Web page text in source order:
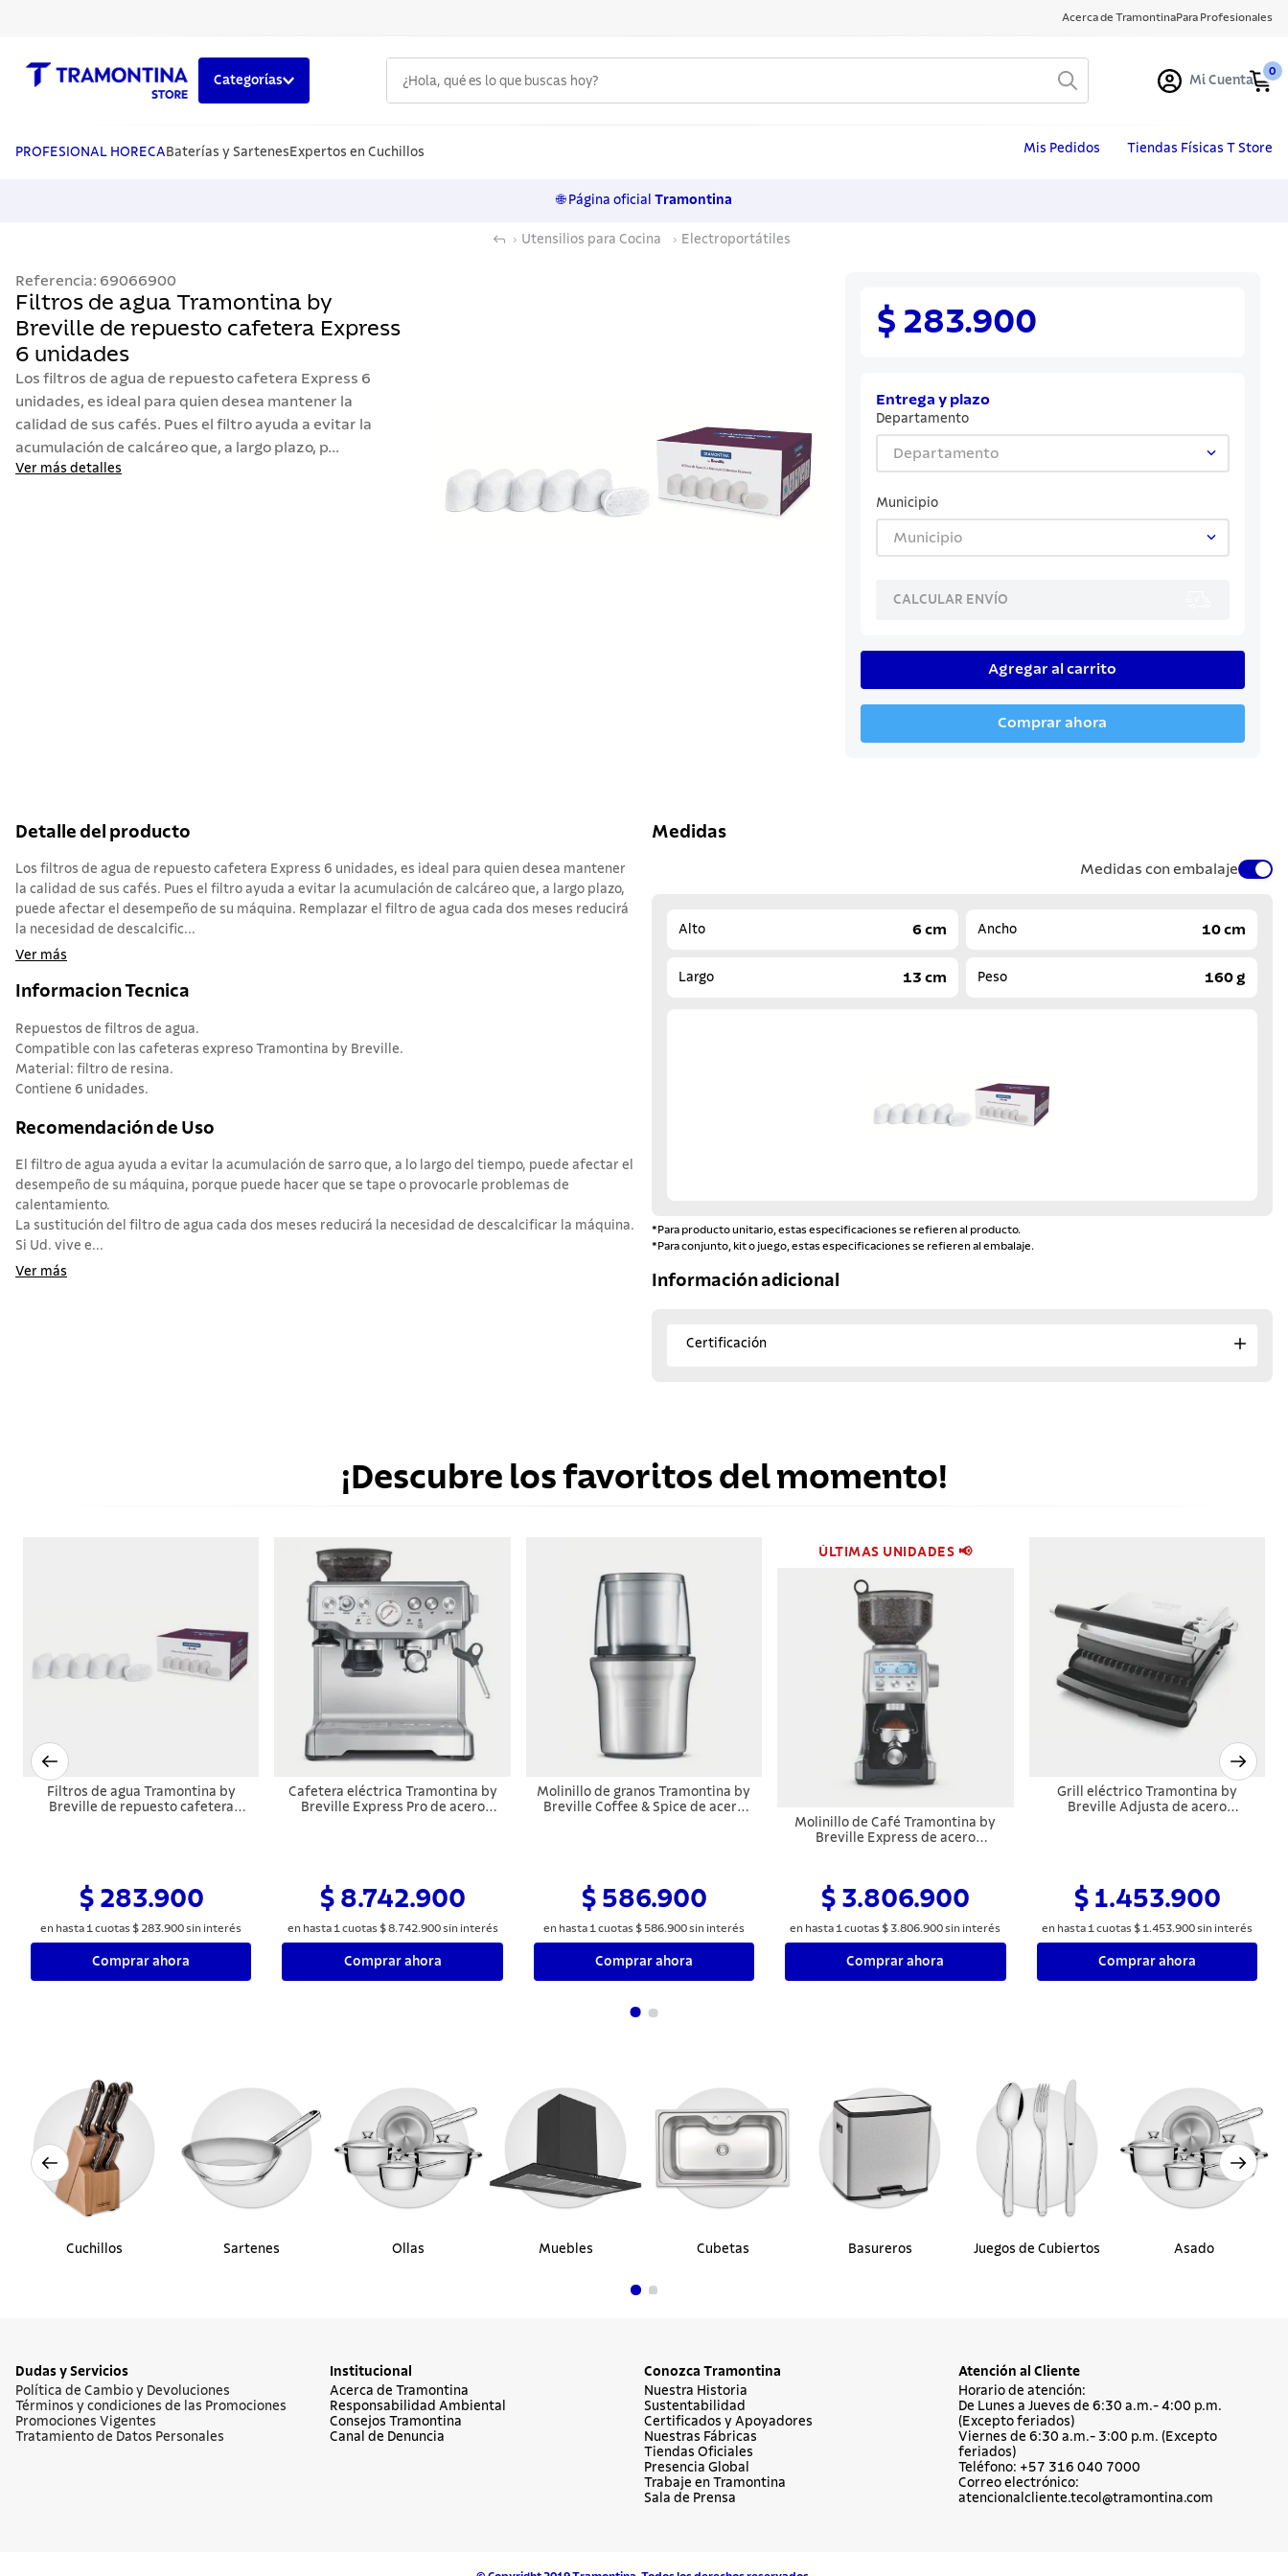
Acerca de TramontinaPara Profesionales
Categorías Mi Cuenta
0
PROFESIONAL HORECA Baterías y Sartenes Expertos en Cuchillos Mis Pedidos Tiendas Físicas T Store
🌐 Página oficial Tramontina
Utensilios para Cocina Electroportátiles
Referencia: 69066900
Filtros de agua Tramontina by
Breville de repuesto cafetera Express
6 unidades
Los filtros de agua de repuesto cafetera Express 6
unidades, es ideal para quien desea mantener la
calidad de sus cafés. Pues el filtro ayuda a evitar la
acumulación de calcáreo que, a largo plazo, p...
Ver más detalles
$ 283.900
Entrega y plazo
Departamento
Departamento
Municipio
Municipio
CALCULAR ENVÍO
Agregar al carrito
Comprar ahora
Detalle del producto
Los filtros de agua de repuesto cafetera Express 6 unidades, es ideal para quien desea mantener
la calidad de sus cafés. Pues el filtro ayuda a evitar la acumulación de calcáreo que, a largo plazo,
puede afectar el desempeño de su máquina. Remplazar el filtro de agua cada dos meses reducirá
la necesidad de descalcific...
Ver más
Informacion Tecnica
Repuestos de filtros de agua.
Compatible con las cafeteras expreso Tramontina by Breville.
Material: filtro de resina.
Contiene 6 unidades.
Recomendación de Uso
El filtro de agua ayuda a evitar la acumulación de sarro que, a lo largo del tiempo, puede afectar el
desempeño de su máquina, porque puede hacer que se tape o provocarle problemas de
calentamiento.
La sustitución del filtro de agua cada dos meses reducirá la necesidad de descalcificar la máquina.
Si Ud. vive e...
Ver más
Medidas
Medidas con embalaje
Alto 6 cm Ancho 10 cm
Largo 13 cm Peso 160 g
*Para producto unitario, estas especificaciones se refieren al producto.
*Para conjunto, kit o juego, estas especificaciones se refieren al embalaje.
Información adicional
Certificación
¡Descubre los favoritos del momento!
Filtros de agua Tramontina by
Breville de repuesto cafetera
$ 283.900
en hasta 1 cuotas $ 283.900sin interés
Comprar ahora
Cafetera eléctrica Tramontina by
Breville Express Pro de acero
$ 8.742.900
en hasta 1 cuotas $ 8.742.900sin interés
Comprar ahora
Molinillo de granos Tramontina by
Breville Coffee & Spice de acero
$ 586.900
en hasta 1 cuotas $ 586.900sin interés
Comprar ahora
ÚLTIMAS UNIDADES 📢
Molinillo de Café Tramontina by
Breville Express de acero
$ 3.806.900
en hasta 1 cuotas $ 3.806.900sin interés
Comprar ahora
Grill eléctrico Tramontina by
Breville Adjusta de acero
$ 1.453.900
en hasta 1 cuotas $ 1 .453.900sin interés
Comprar ahora
Cuchillos Sartenes Ollas Muebles Cubetas Basureros Juegos de Cubiertos Asado
Dudas y Servicios
Política de Cambio y Devoluciones
Términos y condiciones de las Promociones
Promociones Vigentes
Tratamiento de Datos Personales
Institucional
Acerca de Tramontina
Responsabilidad Ambiental
Consejos Tramontina
Canal de Denuncia
Conozca Tramontina
Nuestra Historia
Sustentabilidad
Certificados y Apoyadores
Nuestras Fábricas
Tiendas Oficiales
Presencia Global
Trabaje en Tramontina
Sala de Prensa
Atención al Cliente
Horario de atención:
De Lunes a Jueves de 6:30 a.m.- 4:00 p.m.
(Excepto feriados)
Viernes de 6:30 a.m.- 3:00 p.m. (Excepto
feriados)
Teléfono: +57 316 040 7000
Correo electrónico:
atencionalcliente.tecol@tramontina.com
1.
cuchillos
5 . lavaplatos